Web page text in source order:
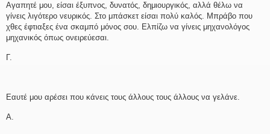
Αγαπητέ μου, είσαι έξυπνος, δυνατός, δημιουργικός, αλλά θέλω να
γίνεις λιγότερο νευρικός. Στο μπάσκετ είσαι πολύ καλός. Μπράβο που
χθες έφτιαξες ένα σκαμπό μόνος σου. Ελπίζω να γίνεις μηχανολόγος
μηχανικός όπως ονειρεύεσαι.
Γ.
Εαυτέ μου αρέσει που κάνεις τους άλλους τους άλλους να γελάνε.
Α.